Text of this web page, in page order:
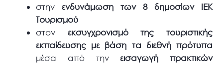
στην ενδυνάμωση των 8 δημοσίων ΙΕΚ
Τουρισμού
στον εκσυγχρονισμό της τουριστικής
εκπαίδευσης με βάση τα διεθνή πρότυπα
μέσα από την εισαγωγή πρακτικών